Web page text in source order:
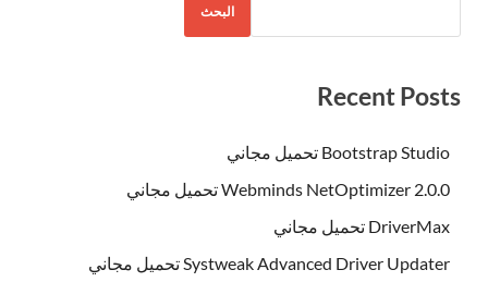
البحث
Recent Posts
Bootstrap Studio تحميل مجاني
Webminds NetOptimizer 2.0.0 تحميل مجاني
DriverMax تحميل مجاني
Systweak Advanced Driver Updater تحميل مجاني